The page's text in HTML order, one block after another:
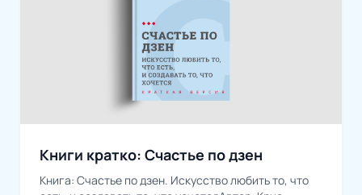
Книги кратко: Счастье по дзен
Книга: Счастье по дзен. Искусство любить то, что